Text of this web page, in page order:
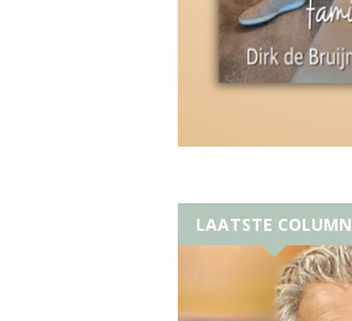
LAATSTE COLUMN